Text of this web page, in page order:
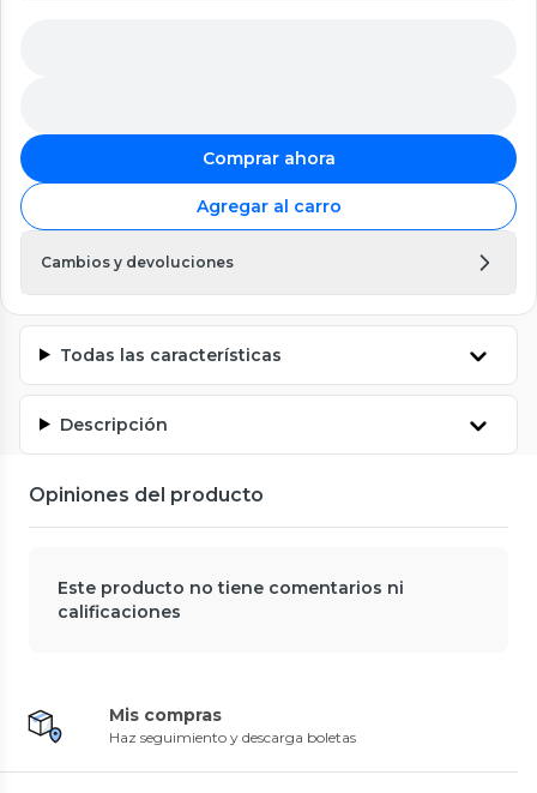
Comprar ahora
Agregar al carro
Cambios y devoluciones
Todas las características
Descripción
Opiniones del producto
Este producto no tiene comentarios ni
calificaciones
Mis compras
Haz seguimiento y descarga boletas